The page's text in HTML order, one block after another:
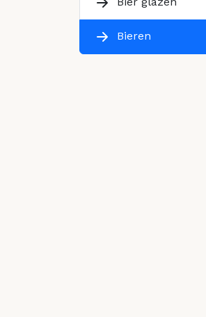
Bieren